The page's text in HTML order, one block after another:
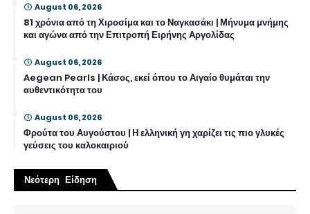
August 06, 2026
81 χρόνια από τη Χιροσίμα και το Ναγκασάκι | Μήνυμα μνήμης
και αγώνα από την Επιτροπή Ειρήνης Αργολίδας
August 06, 2026
Aegean Pearls | Κάσος, εκεί όπου το Αιγαίο θυμάται την
αυθεντικότητα του
August 06, 2026
Φρούτα του Αυγούστου | Η ελληνική γη χαρίζει τις πιο γλυκές
γεύσεις του καλοκαιριού
Νεότερη Είδηση